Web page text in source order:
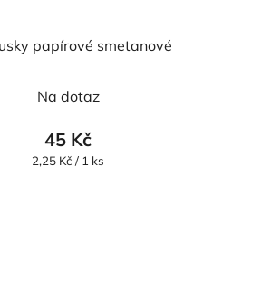
papírové smetanové
Na dotaz
45 Kč
Měrná
2,25 Kč / 1 ks